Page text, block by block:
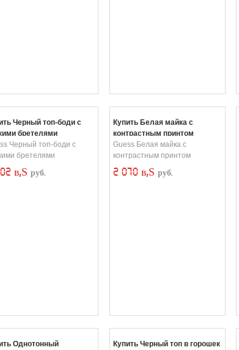
Черный топ-боди с
бретелями
Черный топ-боди с
бретелями
в‚Ѕ руб.
Купить Белая майка с
контрастным принтом
Guess Белая майка с
контрастным принтом
2 070 в‚Ѕ руб.
Однотонный
Купить Черный топ в горошек